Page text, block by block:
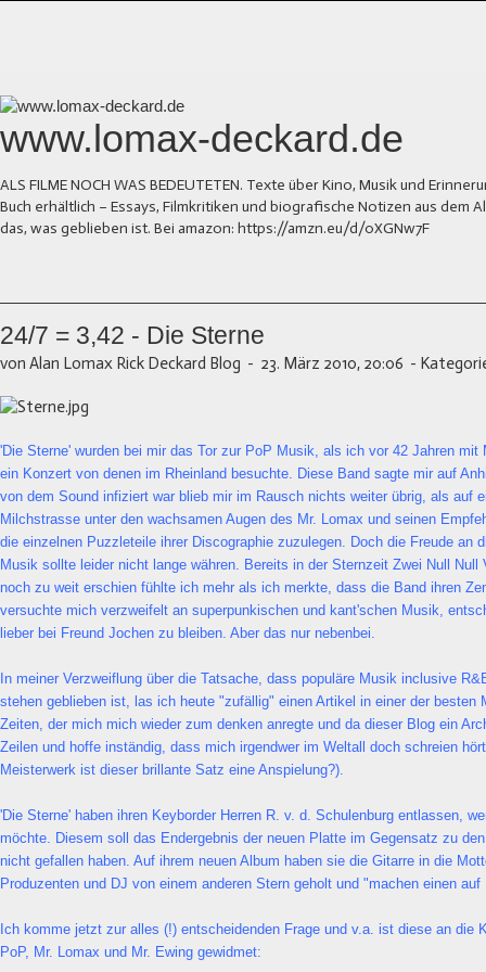
www.lomax-deckard.de
ALS FILME NOCH WAS BEDEUTETEN. Texte über Kino, Musik und
Buch erhältlich – Essays, Filmkritiken und biografische Notizen aus dem
das, was geblieben ist. Bei amazon: https://amzn.eu/d/0XGNw7F
24/7 = 3,42 - Die Sterne
von Alan Lomax Rick Deckard Blog - 23. März 2010, 20:06 -
'Die Sterne' wurden bei mir das Tor zur PoP Musik, als ich vor 42 Jahren mit
ein Konzert von denen im Rheinland besuchte. Diese Band sagte mir auf
von dem Sound infiziert war blieb mir im Rausch nichts weiter übrig, als auf
Milchstrasse unter den wachsamen Augen des Mr. Lomax und seinen
die einzelnen Puzzleteile ihrer Discographie zuzulegen. Doch die Freude an
Musik sollte leider nicht lange währen. Bereits in der Sternzeit Zwei Null Null
noch zu weit erschien fühlte ich mehr als ich merkte, dass die Band ihren
versuchte mich verzweifelt an superpunkischen und kant'schen Musik,
lieber bei Freund Jochen zu bleiben. Aber das nur nebenbei.
In meiner Verzweiflung über die Tatsache, dass populäre Musik inclusive
stehen geblieben ist, las ich heute "zufällig" einen Artikel in einer der besten
Zeiten, der mich mich wieder zum denken anregte und da dieser Blog ein
Zeilen und hoffe inständig, dass mich irgendwer im Weltall doch schreien
Meisterwerk ist dieser brillante Satz eine Anspielung?).
'Die Sterne' haben ihren Keyborder Herren R. v. d. Schulenburg entlassen,
möchte. Diesem soll das Endergebnis der neuen Platte im Gegensatz zu
nicht gefallen haben. Auf ihrem neuen Album haben sie die Gitarre in die
Produzenten und DJ von einem anderen Stern geholt und "machen einen
Ich komme jetzt zur alles (!) entscheidenden Frage und v.a. ist diese an die
PoP, Mr. Lomax und Mr. Ewing gewidmet: